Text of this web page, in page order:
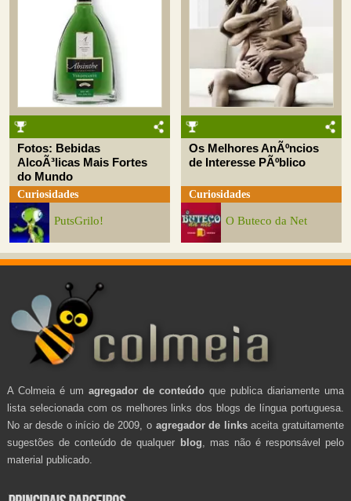
Fotos: Bebidas
AlcoÃ³licas Mais Fortes
do Mundo
Curiosidades
PutsGrilo!
Os Melhores AnÃºncios
de Interesse PÃºblico
Curiosidades
O Buteco da Net
A Colmeia é um agregador de conteúdo que publica diariamente uma
lista selecionada com os melhores links dos blogs de língua portuguesa.
No ar desde o início de 2009, o agregador de linksaceita gratuitamente
sugestões de conteúdo de qualquer blog , mas não é responsável pelo
material publicado.